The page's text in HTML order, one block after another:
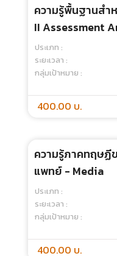
ความรู้พื้นฐานส
I Basic
550.00 บ.